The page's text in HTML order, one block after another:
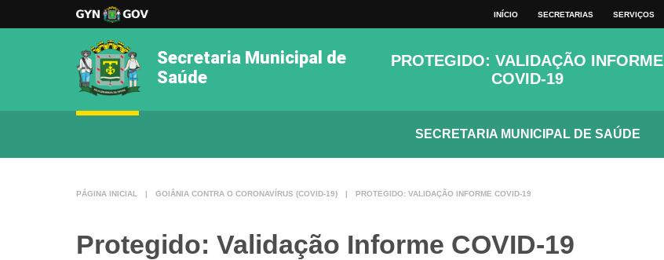
INÍCIO SECRETARIAS SERVIÇOS
Secretaria Municipal de
Saúde
PROTEGIDO: VALIDAÇÃO INFORME
COVID-19
SECRETARIA MUNICIPAL DE SAÚDE
PÁGINA INICIAL | GOIÂNIA CONTRA O CORONAVÍRUS (COVID-19) | PROTEGIDO: VALIDAÇÃO INFORME COVID-19
Protegido: Validação Informe COVID-19